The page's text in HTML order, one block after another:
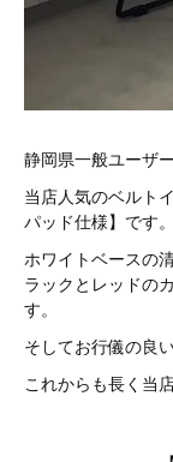
静岡県一般ユーザ
当店人気のベルト
パッド仕様】です。
ホワイトベースの
ラックとレッドの
す。
そしてお行儀の良
これからも長く当